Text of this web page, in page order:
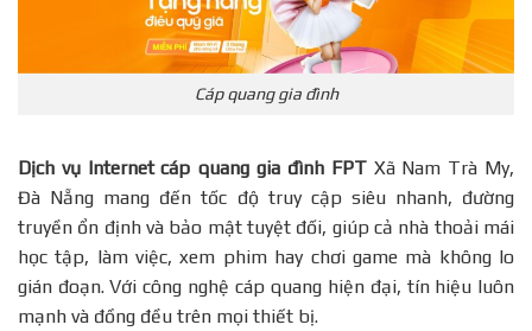
Cáp quang gia đình
Dịch vụ Internet cáp quang gia đình FPTXã Nam Trà My,
Đà Nẵng mang đến tốc độ truy cập siêu nhanh, đường
truyền ổn định và bảo mật tuyệt đối, giúp cả nhà thoải mái
học tập, làm việc, xem phim hay chơi game mà không lo
gián đoạn. Với công nghệ cáp quang hiện đại, tín hiệu luôn
mạnh và đồng đều trên mọi thiết bị.